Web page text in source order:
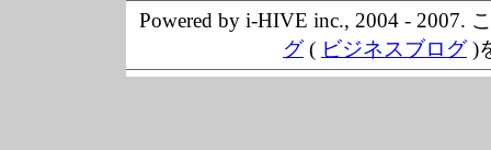
Powered by i-HIVE inc., 2004 - 2007.
グ( ビジネスブログ)